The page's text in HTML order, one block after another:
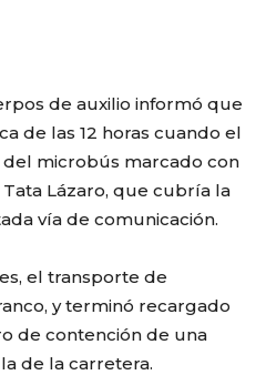
de auxilio informó que
de las 12 horas cuando el
microbús marcado con
Lázaro, que cubría la
vía de comunicación.
el transporte de
y terminó recargado
de contención de una
de la carretera.